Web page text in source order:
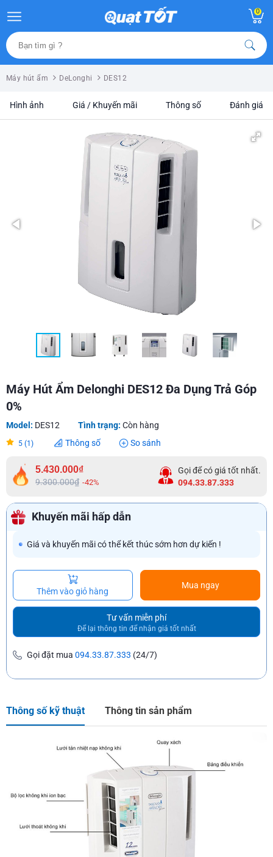
0
Máy hút ẩm DeLonghi DES12
Hình ảnh Giá / Khuyến mãi Thông số Đánh giá
Máy Hút Ẩm Delonghi DES12 Đa Dụng Trả Góp
0%
Model: DES12 Tình trạng: Còn hàng
5 (1) Thông số So sánh
5.430.000₫
9.300.000₫ -42%
Gọi để có giá tốt nhất.
094.33.87.333
Khuyến mãi hấp dẫn
Giá và khuyến mãi có thể kết thúc sớm hơn dự kiến !
Thêm vào giỏ hàng
Mua ngay
Tư vấn miễn phí
Để lại thông tin để nhận giá tốt nhất
Gọi đặt mua 094.33.87.333 (24/7)
Thông số kỹ thuật Thông tin sản phẩm